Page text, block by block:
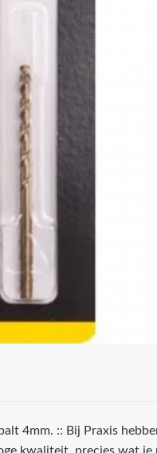
4mm. :: Bij Praxis